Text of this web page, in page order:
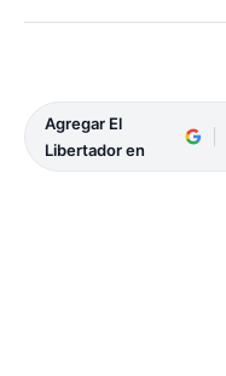
Agregar El
Libertador en